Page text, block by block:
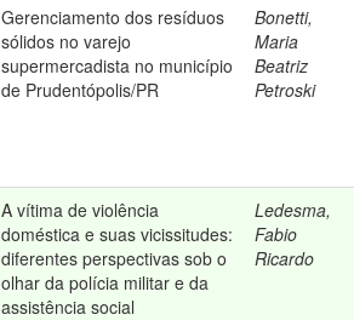
Gerenciamento dos resíduos
sólidos no varejo
supermercadista no município
de Prudentópolis/PR
Bonetti,
Maria
Beatriz
Petroski
A vítima de violência
doméstica e suas vicissitudes:
diferentes perspectivas sob o
olhar da polícia militar e da
assistência social
Ledesma,
Fabio
Ricardo